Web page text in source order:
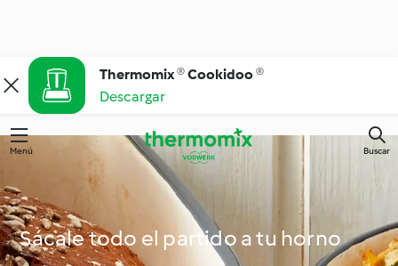
Thermomix ® Cookidoo ®
Descargar
Menú Buscar
Sácale todo el partido a tu horno